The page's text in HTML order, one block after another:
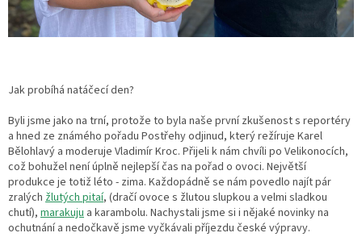
Jak probíhá natáčecí den?
Byli jsme jako na trní, protože to byla naše první zkušenost s reportéry
a hned ze známého pořadu Postřehy odjinud, který režíruje Karel
Bělohlavý a moderuje Vladimír Kroc. Přijeli k nám chvíli po Velikonocích,
což bohužel není úplně nejlepší čas na pořad o ovoci. Největší
produkce je totiž léto - zima. Každopádně se nám povedlo najít pár
zralých žlutých pitaí, (dračí ovoce s žlutou slupkou a velmi sladkou
chutí), marakuju a karambolu. Nachystali jsme si i nějaké novinky na
ochutnání a nedočkavě jsme vyčkávali příjezdu české výpravy.